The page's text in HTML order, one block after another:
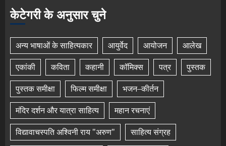
केटेगरी के अनुसार चुने
अन्य भाषाओं के साहित्यकार आयुर्वेद आयोजन
आलेख
एकांकी
कविता कहानी कॉमिक्स पत्र
पुस्तक
पुस्तक समीक्षा
फिल्म समीक्षा
भजन–कीर्तन
मंदिर दर्शन और यात्रा साहित्य
महान रचनाएं
विद्यावाचस्पति अश्विनी राय "अरुण"
साहित्य संग्रह